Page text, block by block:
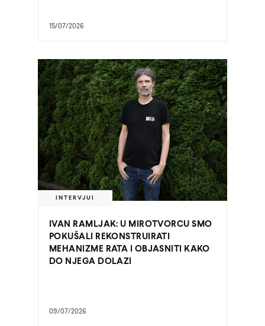
15/07/2026
INTERVJUI
IVAN RAMLJAK: U MIROTVORCU SMO
POKUŠALI REKONSTRUIRATI
MEHANIZME RATA I OBJASNITI KAKO
DO NJEGA DOLAZI
09/07/2026